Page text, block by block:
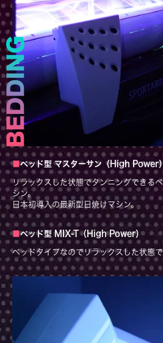
ベッド型 マスターサン（High Power）
リラックスした状態でタンニングできる
シン。
日本初導入の最新型日焼けマシン。
ベッド型 MIX-T（High Power）
ベッドタイプなのでリラックスした状態